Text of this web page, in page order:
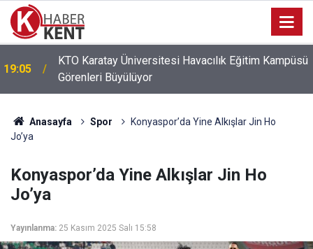
19:05
KTO Karatay Üniversitesi Havacılık Eğitim Kampüsü
Görenleri Büyülüyor
Anasayfa Spor
Konyaspor’da Yine Alkışlar Jin Ho
Jo’ya
Konyaspor’da Yine Alkışlar Jin Ho
Jo’ya
Yayınlanma: 25 Kasım 2025 Salı 15:58